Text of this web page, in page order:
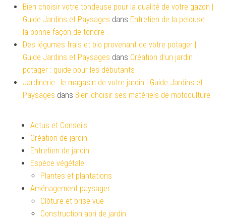
Bien choisir votre tondeuse pour la qualité de votre gazon |
Guide Jardins et Paysages dans Entretien de la pelouse :
la bonne façon de tondre
Des légumes frais et bio provenant de votre potager |
Guide Jardins et Paysages dans Création d’un jardin
potager : guide pour les débutants
Jardinerie : le magasin de votre jardin | Guide Jardins et
Paysages dans Bien choisir ses matériels de motoculture
Actus et Conseils
Création de jardin
Entretien de jardin
Espèce végétale
Plantes et plantations
Aménagement paysager
Clôture et brise-vue
Construction abri de jardin